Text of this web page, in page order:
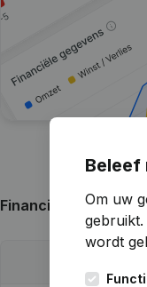
Financiële
Beleef
Om uw
gebruikt.
wordt